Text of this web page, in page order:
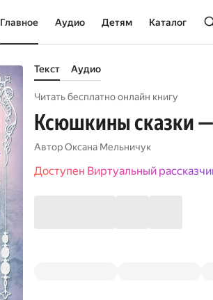
Главное Аудио Детям Каталог
Текст Аудио
Читать бесплатно онлайн книгу
Ксюшкины сказки —
АвторОксана Мельничук
Доступен Виртуальный